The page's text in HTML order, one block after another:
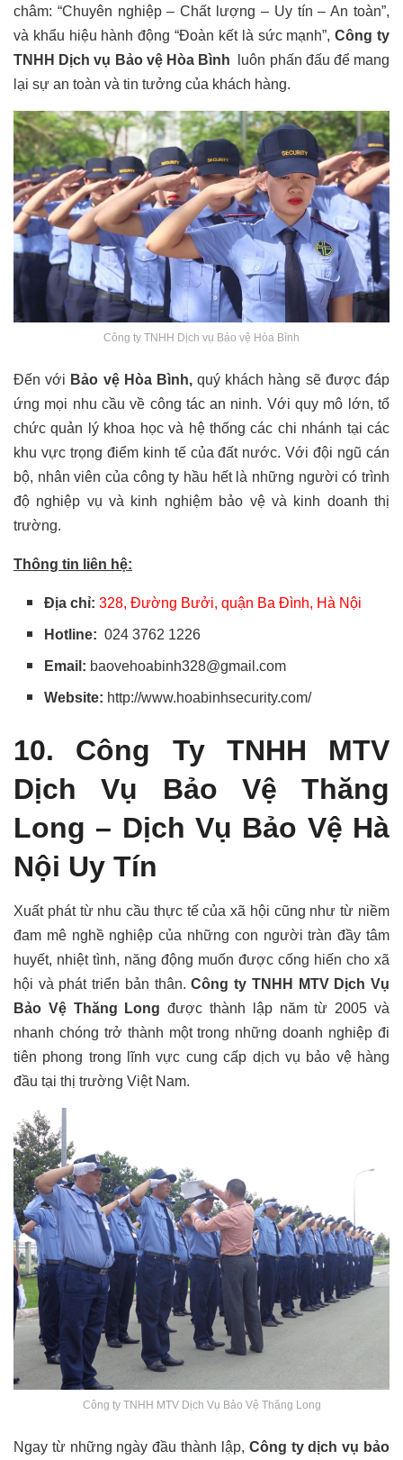
châm: “Chuyên nghiệp – Chất lượng – Uy tín – An toàn”,
và khẩu hiệu hành động “Đoàn kết là sức mạnh”,Công ty
TNHH Dịch vụ Bảo vệ Hòa Bình luôn phấn đấu để mang
lại sự an toàn và tin tưởng của khách hàng.
Công ty TNHH Dịch vụ Bảo vệ Hòa Bình
Đến với Bảo vệ Hòa Bình,quý khách hàng sẽ được đáp
ứng mọi nhu cầu về công tác an ninh. Với quy mô lớn, tổ
chức quản lý khoa học và hệ thống các chi nhánh tại các
khu vực trọng điểm kinh tế của đất nước. Với đội ngũ cán
bộ, nhân viên của công ty hầu hết là những người có trình
độ nghiệp vụ và kinh nghiệm bảo vệ và kinh doanh thị
trường.
Thông tin liên hệ:
Địa chỉ: 328, Đường Bưởi, quận Ba Đình, Hà Nội
Hotline: 024 3762 1226
Email: baovehoabinh328@gmail.com
Website: http://www.hoabinhsecurity.com/
10. Công Ty TNHH MTV
Dịch Vụ Bảo Vệ Thăng
Long – Dịch Vụ Bảo Vệ Hà
Nội Uy Tín
Xuất phát từ nhu cầu thực tế của xã hội cũng như từ niềm
đam mê nghề nghiệp của những con người tràn đầy tâm
huyết, nhiệt tình, năng động muốn được cống hiến cho xã
hội và phát triển bản thân.Công ty TNHH MTV Dịch Vụ
Bảo Vệ Thăng Long được thành lập năm từ 2005 và
nhanh chóng trở thành một trong những doanh nghiệp đi
tiên phong trong lĩnh vực cung cấp dịch vụ bảo vệ hàng
đầu tại thị trường Việt Nam.
Công ty TNHH MTV Dịch Vụ Bảo Vệ Thăng Long
Ngay từ những ngày đầu thành lập, Công ty dịch vụ bảo